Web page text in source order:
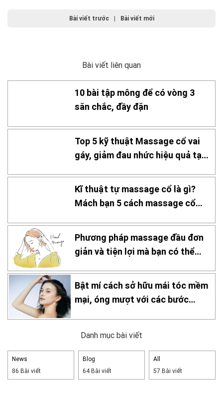
Bài viết trước | Bài viết mới
Bài viết liên quan
10 bài tập mông để có vòng 3
săn chắc, đầy đặn
Top 5 kỹ thuật Massage cổ vai
gáy, giảm đau nhức hiệu quả tại
Kĩ thuật tự massage cổ là gì?
Mách bạn 5 cách massage cổ
Phương pháp massage đầu đơn
giản và tiện lợi mà bạn có thể
Bật mí cách sở hữu mái tóc mềm
mại, óng mượt với các bước
Danh mục bài viết
News
86 Bài viết
Blog
64 Bài viết
All
57 Bài viết